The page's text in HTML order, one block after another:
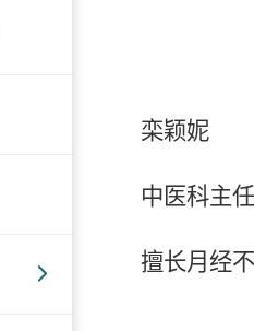
栾颖妮
中医科主任
擅长月经